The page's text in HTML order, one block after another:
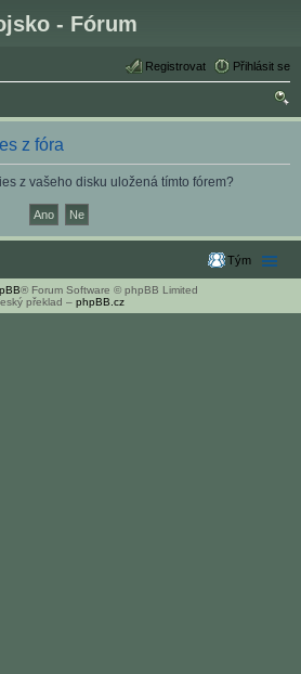
- Fórum
Přihlásit se
Registrovat
led
z fóra
z vašeho disku uložená tímto fórem?
Tým
® Forum Software © phpBB Limited
překlad – phpBB.cz